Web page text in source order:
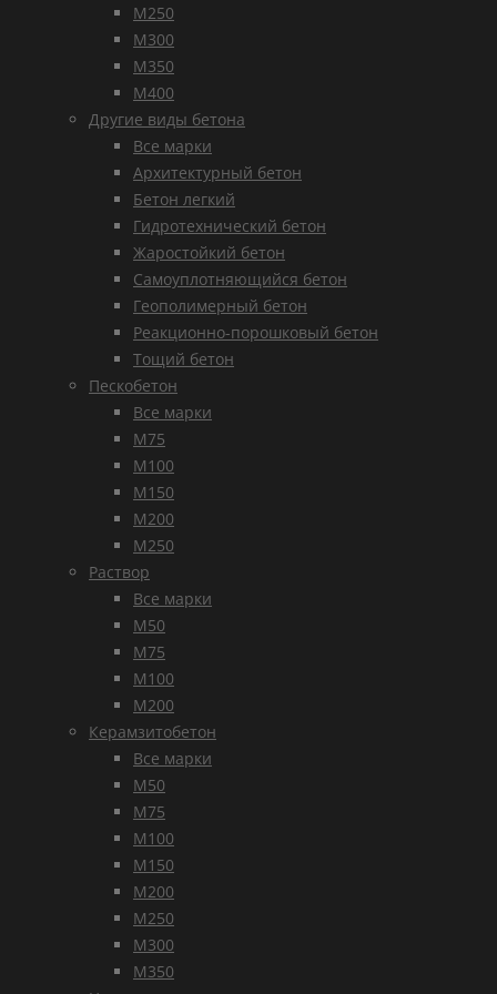
М250
М300
М350
М400
Другие виды бетона
Все марки
Архитектурный бетон
Бетон легкий
Гидротехнический бетон
Жаростойкий бетон
Самоуплотняющийся бетон
Геополимерный бетон
Реакционно-порошковый бетон
Тощий бетон
Пескобетон
Все марки
М75
М100
М150
М200
М250
Раствор
Все марки
М50
М75
М100
М200
Керамзитобетон
Все марки
М50
М75
М100
М150
М200
М250
М300
М350